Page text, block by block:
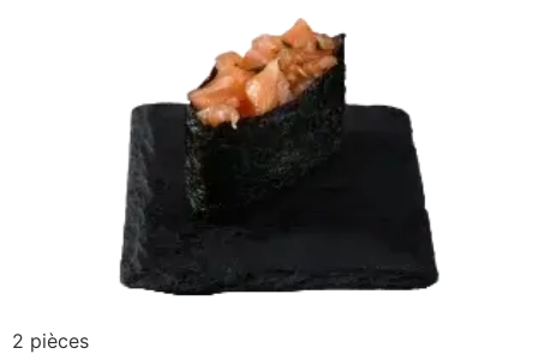
2 pièces